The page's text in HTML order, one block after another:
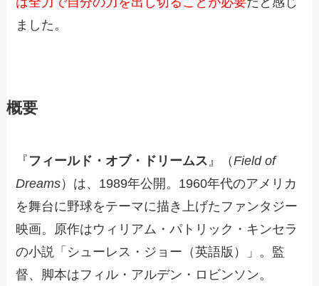
ました。
概要
『 フィールド・オブ・ドリームス 』（Field of
Dreams）は、1989年公開。1960年代のアメリカ
を舞台に野球をテーマに描き上げたファンタジー
映画。原作はウィリアム・パトリック・キンセラ
の小説「シューレス・ジョー（英語版）」。監
督、脚本はフィル・アルデン・ロビンソン。